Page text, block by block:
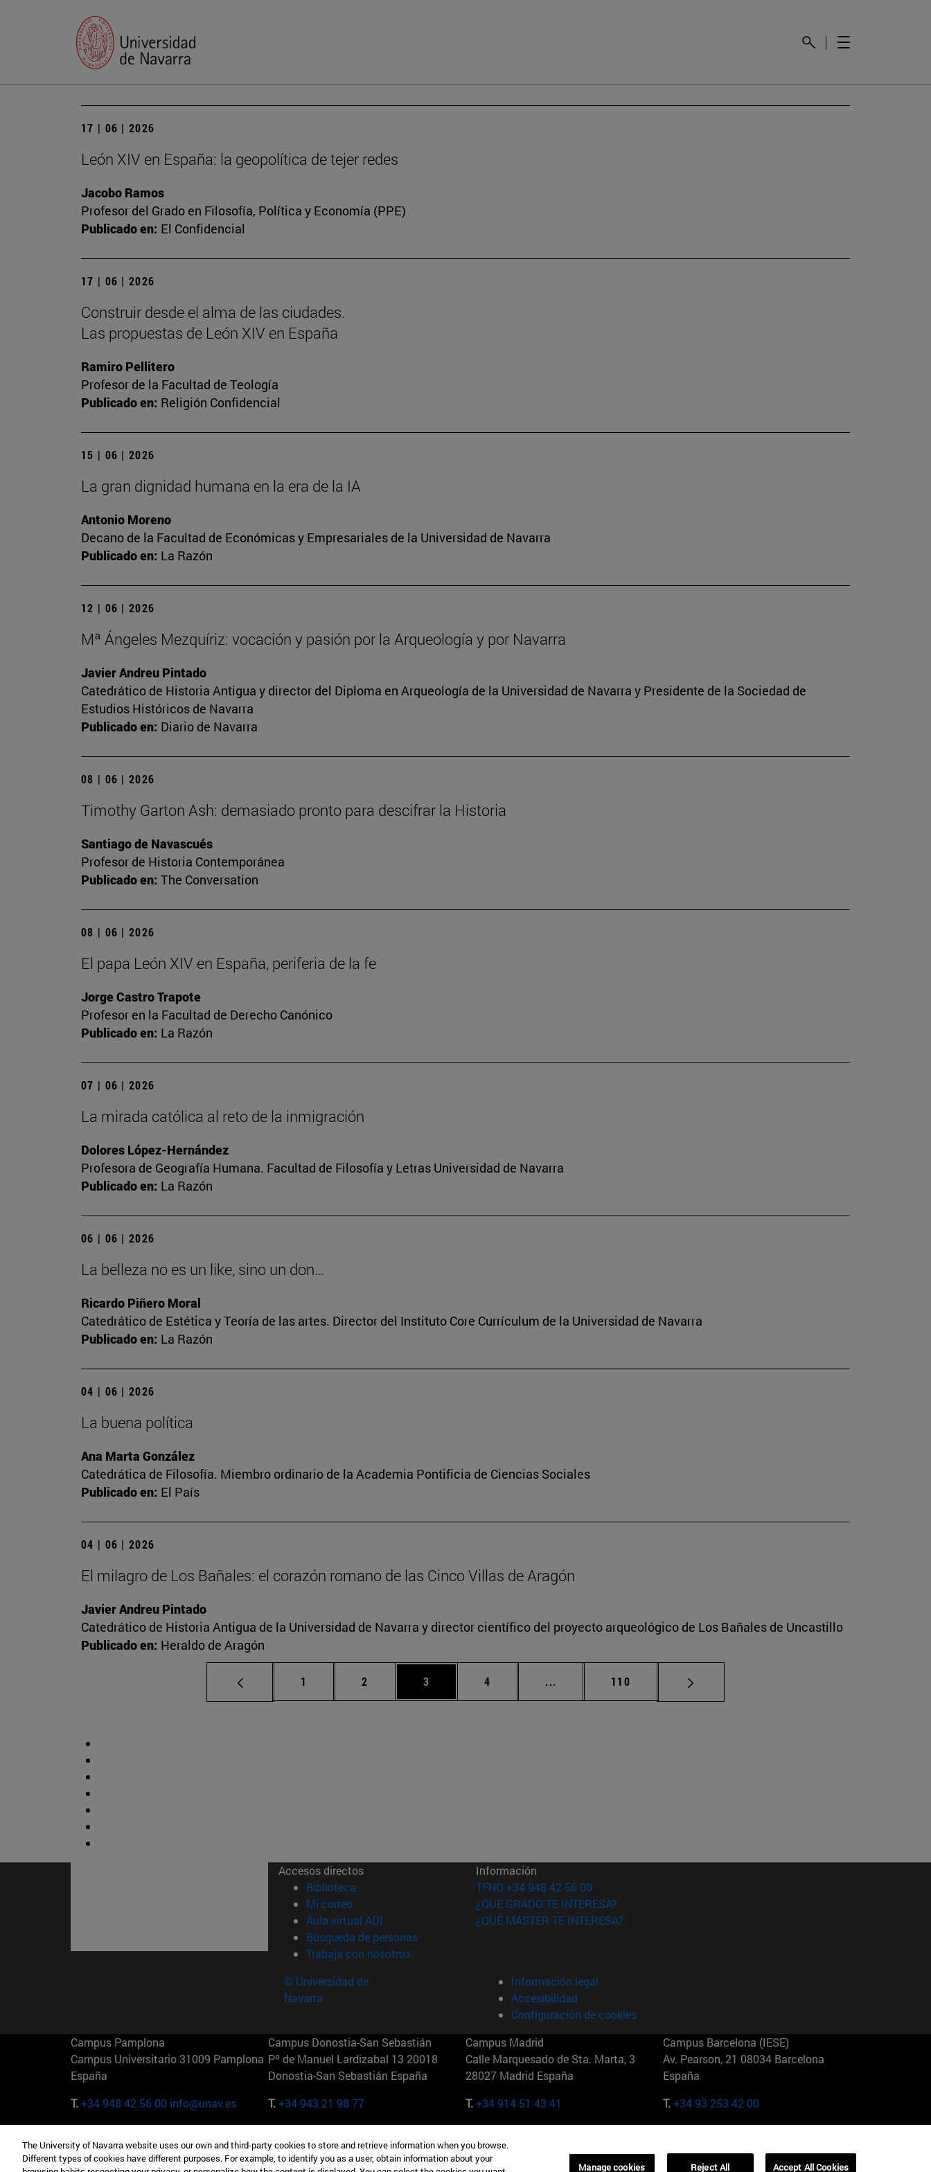
17 | 06 | 2026
León XIV en España: la geopolítica de tejer redes
Jacobo Ramos
Profesor del Grado en Filosofía, Política y Economía (PPE)
Publicado en: El Confidencial
17 | 06 | 2026
Construir desde el alma de las ciudades.
Las propuestas de León XIV en España
Ramiro Pellitero
Profesor de la Facultad de Teología
Publicado en: Religión Confidencial
15 | 06 | 2026
La gran dignidad humana en la era de la IA
Antonio Moreno
Decano de la Facultad de Económicas y Empresariales de la Universidad de Navarra
Publicado en: La Razón
12 | 06 | 2026
Mª Ángeles Mezquíriz: vocación y pasión por la Arqueología y por Navarra
Javier Andreu Pintado
Catedrático de Historia Antigua y director del Diploma en Arqueología de la Universidad de Navarra y Presidente de la Sociedad de
Estudios Históricos de Navarra
Publicado en: Diario de Navarra
08 | 06 | 2026
Timothy Garton Ash: demasiado pronto para descifrar la Historia
Santiago de Navascués
Profesor de Historia Contemporánea
Publicado en: The Conversation
08 | 06 | 2026
El papa León XIV en España, periferia de la fe
Jorge Castro Trapote
Profesor en la Facultad de Derecho Canónico
Publicado en: La Razón
07 | 06 | 2026
La mirada católica al reto de la inmigración
Dolores López-Hernández
Profesora de Geografía Humana. Facultad de Filosofía y Letras Universidad de Navarra
Publicado en: La Razón
06 | 06 | 2026
La belleza no es un like, sino un don…
Ricardo Piñero Moral
Catedrático de Estética y Teoría de las artes. Director del Instituto Core Currículum de la Universidad de Navarra
Publicado en: La Razón
04 | 06 | 2026
La buena política
Ana Marta González
Catedrática de Filosofía. Miembro ordinario de la Academia Pontificia de Ciencias Sociales
Publicado en: El País
04 | 06 | 2026
El milagro de Los Bañales: el corazón romano de las Cinco Villas de Aragón
Javier Andreu Pintado
Catedrático de Historia Antigua de la Universidad de Navarra y director científico del proyecto arqueológico de Los Bañales de Uncastillo
Publicado en: Heraldo de Aragón
Página
1 Página
2 Página
3 Página
4 ... Páginas intermedias Use TAB para desplazarse.
Página
110
Accesos directos
Biblioteca (abre en nueva ventana)
Mi correo(abre en nueva ventana)
Aula virtual ADI (abre en nueva ventana)
Búsqueda de personas(abre en nueva ventana)
Trabaja con nosotros(abre en nueva ventana)
Información
TFNO +34 948 42 56 00
¿QUÉ GRADO TE INTERESA?
¿QUÉ MÁSTER TE INTERESA?
© Universidad de
Navarra
Información legal
Accesibilidad
Configuración de cookies
Campus Pamplona
Campus Universitario 31009 Pamplona
España
T.+34 948 42 56 00 info@unav.es
Campus Donostia-San Sebastián
Pº de Manuel Lardizabal 13 20018
Donostia-San Sebastián España
T.+34 943 21 98 77
Campus Madrid
Calle Marquesado de Sta. Marta, 3
28027 Madrid España
T.+34 914 51 43 41
Campus Barcelona (IESE)
Av. Pearson, 21 08034 Barcelona
España
T.+34 93 253 42 00
Camino del Cerro Águila 3 28023
Madrid España
165 W 57th St 10019-2201 Nueva York
EE.UU
Maria-Theresia-Straße 15 81675
Múnich Alemania
01321001 Bela Vista Brasil
The University of Navarra website uses our own and third-party cookies to store and retrieve information when you browse.
Different types of cookies have different purposes. For example, to identify you as a user, obtain information about your
Manage cookies Reject All Accept All Cookies